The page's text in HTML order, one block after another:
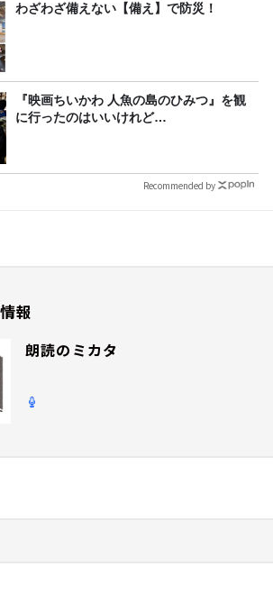
わざわざ備えない【備え】で防災！
『映画ちいかわ 人魚の島のひみつ』を観
に行ったのはいいけれど…
Recommended by
報
朗読のミカタ